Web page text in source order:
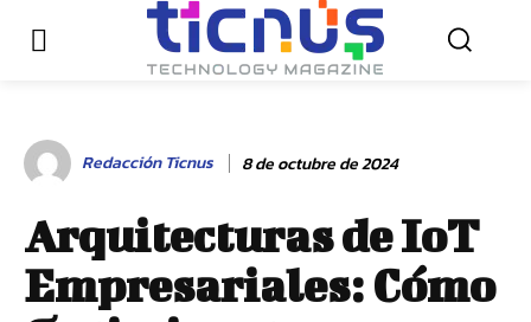
Redacción Ticnus 8 de octubre de 2024
Arquitecturas de IoT
Empresariales: Cómo